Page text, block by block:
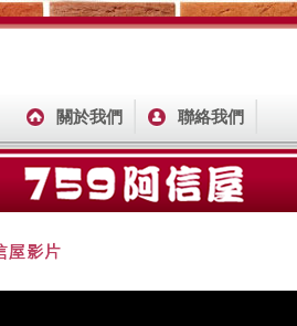
關於我們 聯絡我們